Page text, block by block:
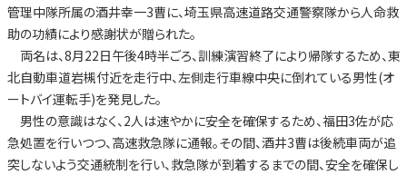
管理中隊所属の酒井幸一3曹に、埼玉県高速道路交通警察隊から人命救
助の功績により感謝状が贈られた。
両名は、8月22日午後4時半ごろ、訓練演習終了により帰隊するため、東
北自動車道岩槻付近を走行中、左側走行車線中央に倒れている男性(オ
ートバイ運転手)を発見した。
男性の意識はなく、2人は速やかに安全を確保するため、福田3佐が応
急処置を行いつつ、高速救急隊に通報。その間、酒井3曹は後続車両が追
突しないよう交通統制を行い、救急隊が到着するまでの間、安全を確保し